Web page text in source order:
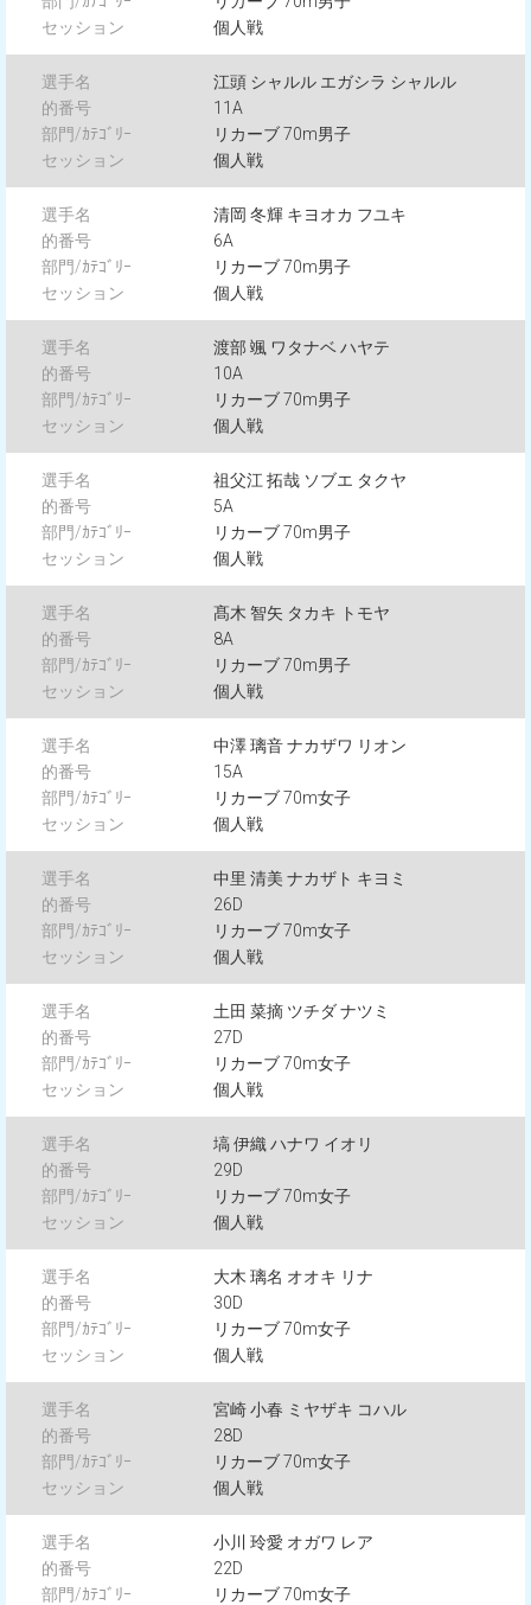
個人戦
江頭 シャルル エガシラ シャルル
11A
リカーブ 70m男子
個人戦
清岡 冬輝 キヨオカ フユキ
6A
リカーブ 70m男子
個人戦
渡部 颯 ワタナベ ハヤテ
10A
リカーブ 70m男子
個人戦
祖父江 拓哉 ソブエ タクヤ
5A
リカーブ 70m男子
個人戦
髙木 智矢 タカキ トモヤ
8A
リカーブ 70m男子
個人戦
中澤 璃音 ナカザワ リオン
15A
リカーブ 70m女子
個人戦
中里 清美 ナカザト キヨミ
26D
リカーブ 70m女子
個人戦
土田 菜摘 ツチダ ナツミ
27D
リカーブ 70m女子
個人戦
塙 伊織 ハナワ イオリ
29D
リカーブ 70m女子
個人戦
大木 璃名 オオキ リナ
30D
リカーブ 70m女子
個人戦
宮崎 小春 ミヤザキ コハル
28D
リカーブ 70m女子
個人戦
小川 玲愛 オガワ レア
22D
リカーブ 70m女子